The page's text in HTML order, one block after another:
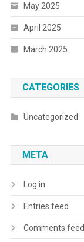
May 2025
April 2025
March 2025
CATEGORIES
Uncategorized
META
Log in
Entries feed
Comments feed